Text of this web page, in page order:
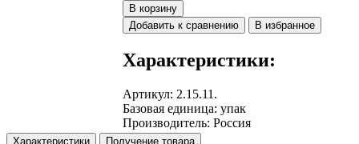
В корзину
Добавить к сравнению
В избранное
Характеристики:
Артикул: 2.15.11.
Базовая единица: упак
Производитель: Россия
Характеристики Получение товара